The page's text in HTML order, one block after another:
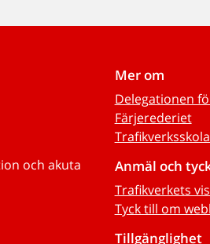
och akuta
Mer om
Delegationen
Färjerederiet
Anmäl och
Trafikverkets
Tyck till om
Tillgänglighet